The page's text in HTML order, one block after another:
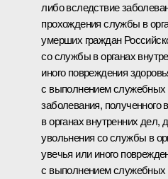
либо вследствие
прохождения службы в
умерших граждан
со службы в органах
иного повреждения
с выполнением служебных
заболевания,
в органах внутренних дел,
увольнения со службы в
увечья или иного
с выполнением служебных